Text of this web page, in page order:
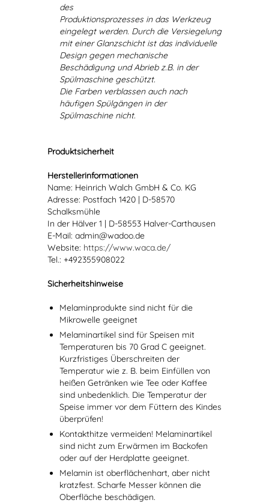
des
Produktionsprozesses in das Werkzeug
eingelegt werden. Durch die Versiegelung
mit einer Glanzschicht ist das individuelle
Design gegen mechanische
Beschädigung und Abrieb z.B. in der
Spülmaschine geschützt.
Die Farben verblassen auch nach
häufigen Spülgängen in der
Spülmaschine nicht.
Produktsicherheit
Herstellerinformationen
Name: Heinrich Walch GmbH & Co. KG
Adresse: Postfach 1420 | D-58570
Schalksmühle
In der Hälver 1 | D-58553 Halver-Carthausen
E-Mail: admin@wadoo.de
Website: https://www.waca.de/
Tel.: +492355908022
Sicherheitshinweise
Melaminprodukte sind nicht für die
Mikrowelle geeignet
Melaminartikel sind für Speisen mit
Temperaturen bis 70 Grad C geeignet.
Kurzfristiges Überschreiten der
Temperatur wie z. B. beim Einfüllen von
heißen Getränken wie Tee oder Kaffee
sind unbedenklich. Die Temperatur der
Speise immer vor dem Füttern des Kindes
überprüfen!
Kontakthitze vermeiden! Melaminartikel
sind nicht zum Erwärmen im Backofen
oder auf der Herdplatte geeignet.
Melamin ist oberflächenhart, aber nicht
kratzfest. Scharfe Messer können die
Oberfläche beschädigen.